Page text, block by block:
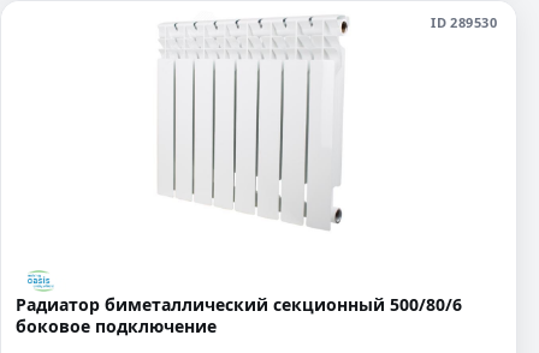
ID 289530
Радиатор биметаллический секционный 500/80/6
боковое подключение